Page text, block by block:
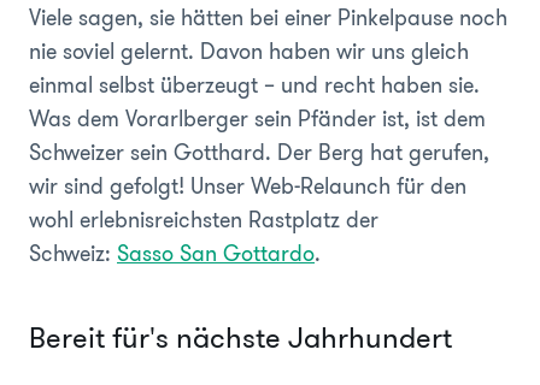
Viele sagen, sie hätten bei einer Pinkelpause noch
nie soviel gelernt. Davon haben wir uns gleich
einmal selbst überzeugt – und recht haben sie.
Was dem Vorarlberger sein Pfänder ist, ist dem
Schweizer sein Gotthard. Der Berg hat gerufen,
wir sind gefolgt! Unser Web-Relaunch für den
wohl erlebnisreichsten Rastplatz der
Schweiz: Sasso San Gottardo.
Bereit für's nächste Jahrhundert